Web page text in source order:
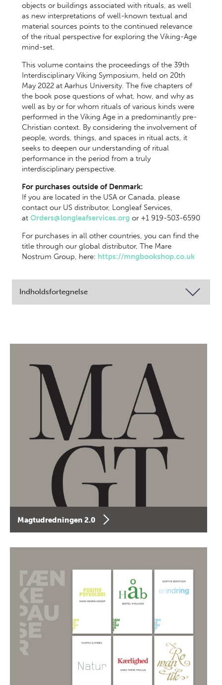
objects or buildings associated with rituals, as well
as new interpretations of well-known textual and
material sources points to the continued relevance
of the ritual perspective for exploring the Viking-Age
mind-set.
This volume contains the proceedings of the 39th
Interdisciplinary Viking Symposium, held on 20th
May 2022 at Aarhus University. The five chapters of
the book pose questions of what, how, and why as
well as by or for whom rituals of various kinds were
performed in the Viking Age in a predominantly pre-
Christian context. By considering the involvement of
people, words, things, and spaces in ritual acts, it
seeks to deepen our understanding of ritual
performance in the period from a truly
interdisciplinary perspective.
For purchases outside of Denmark:
If you are located in the USA or Canada, please
contact our US distributor, Longleaf Services,
at Orders@longleafservices.org or +1 919-503-6590
For purchases in all other countries, you can find the
title through our global distributor, The Mare
Nostrum Group, here: https://mngbookshop.co.uk
Indholdsfortegnelse
Magtudredningen 2.0